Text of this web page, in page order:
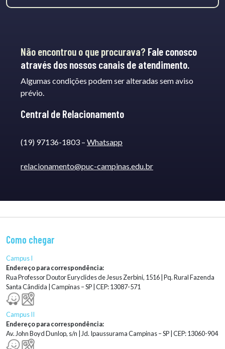
Não encontrou o que procurava? Fale conosco
através dos nossos canais de atendimento.
Algumas condições podem ser alteradas sem aviso
prévio.
Central de Relacionamento
(19) 97136-1803 – Whatsapp
relacionamento@puc-campinas.edu.br
Como chegar
Campus I
Endereço para correspondência:
Rua Professor Doutor Euryclides de Jesus Zerbini, 1516 | Pq. Rural Fazenda
Santa Cândida | Campinas – SP | CEP: 13087-571
Campus II
Endereço para correspondência:
Av. John Boyd Dunlop, s/n | Jd. Ipaussurama Campinas – SP | CEP: 13060-904